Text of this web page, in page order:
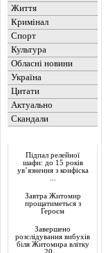
Життя
Кримінал
Спорт
Культура
Обласні новини
Україна
Цитати
Актуально
Скандали
Підпал релейної
шафи: до 15 років
ув’язнення з конфіска
Завтра Житомир
прощатиметься з
Героєм
Завершено
розслідування вибухів
біля Житомира влітку